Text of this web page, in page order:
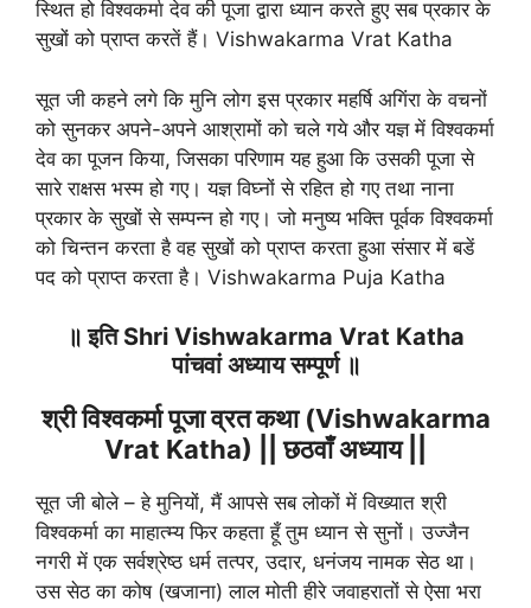
स्थित हो विश्वकर्मा देव की पूजा द्वारा ध्यान करते हुए सब प्रकार के
सुखों को प्राप्त करतें हैं। Vishwakarma Vrat Katha
सूत जी कहने लगे कि मुनि लोग इस प्रकार महर्षि अगिंरा के वचनों
को सुनकर अपने-अपने आश्रामों को चले गये और यज्ञ में विश्वकर्मा
देव का पूजन किया, जिसका परिणाम यह हुआ कि उसकी पूजा से
सारे राक्षस भस्म हो गए। यज्ञ विघ्नों से रहित हो गए तथा नाना
प्रकार के सुखों से सम्पन्न हो गए। जो मनुष्य भक्ति पूर्वक विश्वकर्मा
को चिन्तन करता है वह सुखों को प्राप्त करता हुआ संसार में बडें
पद को प्राप्त करता है। Vishwakarma Puja Katha
॥ इति Shri Vishwakarma Vrat Katha
पांचवां अध्याय सम्पूर्ण ॥
श्री विश्वकर्मा पूजा व्रत कथा (Vishwakarma
Vrat Katha) || छठवाँ अध्याय ||
सूत जी बोले – हे मुनियों, मैं आपसे सब लोकों में विख्यात श्री
विश्वकर्मा का माहात्म्य फिर कहता हूँ तुम ध्यान से सुनों। उज्जैन
नगरी में एक सर्वश्रेष्ठ धर्म तत्पर, उदार, धनंजय नामक सेठ था।
उस सेठ का कोष (खजाना) लाल मोती हीरे जवाहरातों से ऐसा भरा